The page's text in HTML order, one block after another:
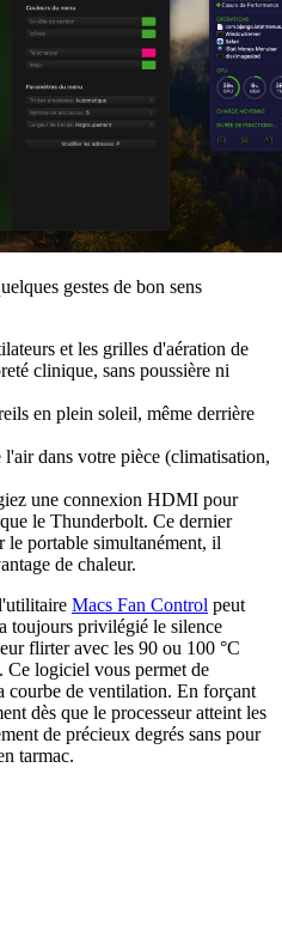
gestes de bon sens
et les grilles d'aération de
clinique, sans poussière ni
en plein soleil, même derrière
dans votre pièce (climatisation,
une connexion HDMI pour
le Thunderbolt. Ce dernier
le portable simultanément, il
de chaleur.
Macs Fan Control peut
toujours privilégié le silence
flirter avec les 90 ou 100 °C
Ce logiciel vous permet de
courbe de ventilation. En forçant
dès que le processeur atteint les
de précieux degrés sans pour
tarmac.